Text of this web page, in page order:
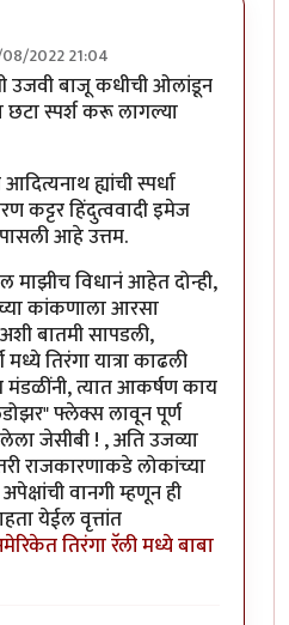
08/2022 21:04
पसरायची ती पसरणारच साहेब
उजवी बाजू कधीची ओलांडून
स्पर्श करू लागल्या
ह्यांची स्पर्धा
कट्टर हिंदुत्ववादी इमेज
आहे उत्तम.
माझीच विधानं आहेत दोन्ही,
कांकणाला आरसा
बातमी सापडली,
तिरंगा यात्रा काढली
मंडळींनी, त्यात आकर्षण काय
फ्लेक्स लावून पूर्ण
जेसीबी ! , अति उजव्या
राजकारणाकडे लोकांच्या
वानगी म्हणून ही
येईल वृत्तांत
तिरंगा रॅली मध्ये बाबा